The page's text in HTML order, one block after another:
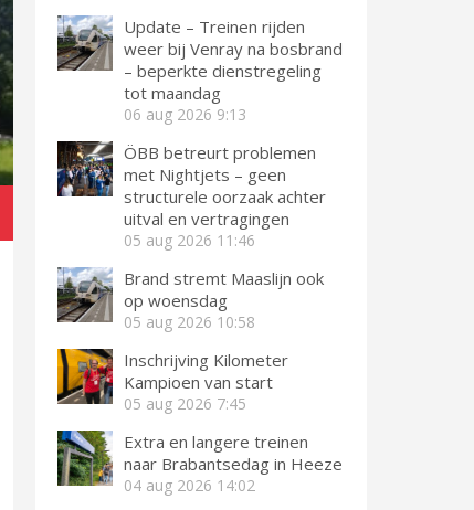
Update – Treinen rijden
weer bij Venray na bosbrand
– beperkte dienstregeling
tot maandag
06 aug 2026 9:13
ÖBB betreurt problemen
met Nightjets – geen
structurele oorzaak achter
uitval en vertragingen
05 aug 2026 11:46
Brand stremt Maaslijn ook
op woensdag
05 aug 2026 10:58
Inschrijving Kilometer
Kampioen van start
05 aug 2026 7:45
Extra en langere treinen
naar Brabantsedag in Heeze
04 aug 2026 14:02